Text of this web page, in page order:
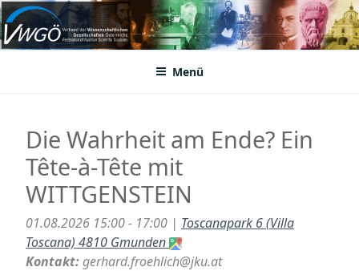
Zum
Inhalt
springenVWGÖ
Federation of Austrian Scientific Societies
Menü
Die Wahrheit am Ende? Ein
Tête-à-Tête mit
WITTGENSTEIN
01.08.2026 15:00 - 17:00 | Toscanapark 6 (Villa
Toscana) 4810 Gmunden
Kontakt:gerhard.froehlich@jku.at